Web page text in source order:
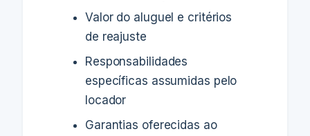
Valor do aluguel e critérios
de reajuste
Responsabilidades
específicas assumidas pelo
locador
Garantias oferecidas ao